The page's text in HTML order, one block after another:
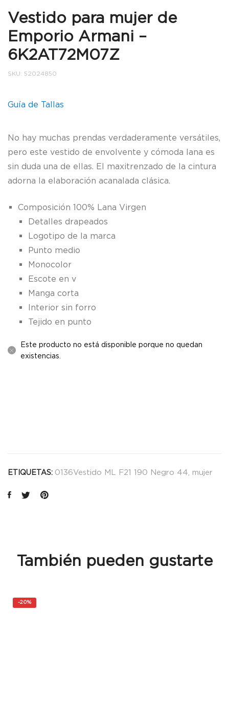
Vestido para mujer de
Emporio Armani –
6K2AT72M07Z
SKU: 52024850
Guía de Tallas
No hay muchas prendas verdaderamente versátiles,
pero este vestido de envolvente y cómoda lana es
sin duda una de ellas. El maxitrenzado de la cintura
adorna la elaboración acanalada clásica.
Composición 100% Lana Virgen
Detalles drapeados
Logotipo de la marca
Punto medio
Monocolor
Escote en v
Manga corta
Interior sin forro
Tejido en punto
Este producto no está disponible porque no quedan
existencias.
ETIQUETAS: 0136Vestido ML F21 190 Negro 44 mujer
También pueden gustarte
-20%